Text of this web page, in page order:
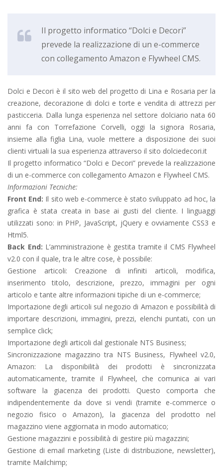
Il progetto informatico “Dolci e Decori”
prevede la realizzazione di un e-commerce
con collegamento Amazon e Flywheel CMS.
Dolci e Decori è il sito web del progetto di Lina e Rosaria per la
creazione, decorazione di dolci e torte e vendita di attrezzi per
pasticceria. Dalla lunga esperienza nel settore dolciario nata 60
anni fa con Torrefazione Corvelli, oggi la signora Rosaria,
insieme alla figlia Lina, vuole mettere a disposizione dei suoi
clienti virtuali la sua esperienza attraverso il sito dolciedecori.it
Il progetto informatico “Dolci e Decori” prevede la realizzazione
di un e-commerce con collegamento Amazon e Flywheel CMS.
Informazioni Tecniche:
Front End: Il sito web e-commerce è stato sviluppato ad hoc, la
grafica è stata creata in base ai gusti del cliente. I linguaggi
utilizzati sono: in PHP, JavaScript, jQuery e ovviamente CSS3 e
Html5.
Back End: L’amministrazione è gestita tramite il CMS Flywheel
v2.0 con il quale, tra le altre cose, è possibile:
Gestione articoli: Creazione di infiniti articoli, modifica,
inserimento titolo, descrizione, prezzo, immagini per ogni
articolo e tante altre informazioni tipiche di un e-commerce;
Importazione degli articoli sul negozio di Amazon e possibilità di
importare descrizioni, immagini, prezzi, elenchi puntati, con un
semplice click;
Importazione degli articoli dal gestionale NTS Business;
Sincronizzazione magazzino tra NTS Business, Flywheel v2.0,
Amazon: La disponibilità dei prodotti è sincronizzata
automaticamente, tramite il Flywheel, che comunica ai vari
software la giacenza dei prodotti. Questo comporta che
indipendentemente da dove si vendi (tramite e-commerce o
negozio fisico o Amazon), la giacenza del prodotto nel
magazzino viene aggiornata in modo automatico;
Gestione magazzini e possibilità di gestire più magazzini;
Gestione di email marketing (Liste di distribuzione, newsletter),
tramite Mailchimp;